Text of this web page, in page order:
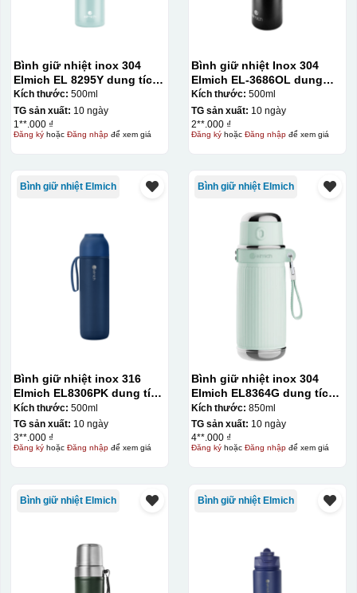
Bình giữ nhiệt inox 304
Elmich EL 8295Y dung tích
500ml
Kích thước: 500ml
TG sản xuất: 10 ngày
1**.000 ₫
Đăng kýhoặc Đăng nhậpđể xem giá
Bình giữ nhiệt Inox 304
Elmich EL-3686OL dung
tích 500ml
Kích thước: 500ml
TG sản xuất: 10 ngày
2**.000 ₫
Đăng kýhoặc Đăng nhậpđể xem giá
Bình giữ nhiệt Elmich
Bình giữ nhiệt inox 316
Elmich EL8306PK dung tích
500ml
Kích thước: 500ml
TG sản xuất: 10 ngày
3**.000 ₫
Đăng kýhoặc Đăng nhậpđể xem giá
Bình giữ nhiệt Elmich
Bình giữ nhiệt inox 304
Elmich EL8364G dung tích
850ml
Kích thước: 850ml
TG sản xuất: 10 ngày
4**.000 ₫
Đăng kýhoặc Đăng nhậpđể xem giá
Bình giữ nhiệt Elmich Bình giữ nhiệt Elmich